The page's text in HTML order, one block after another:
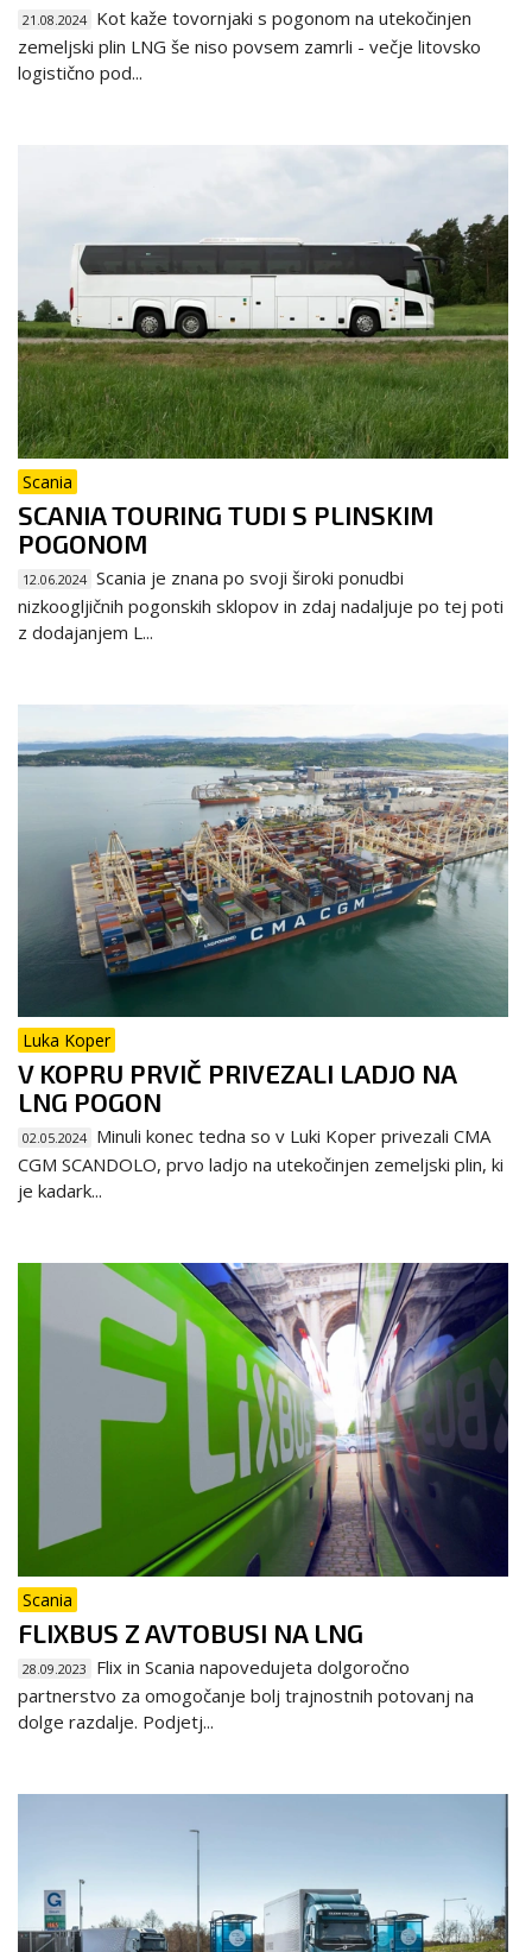
21.08.2024 Kot kaže tovornjaki s pogonom na utekočinjen
zemeljski plin LNG še niso povsem zamrli - večje litovsko
logistično pod...
Scania
SCANIA TOURING TUDI S PLINSKIM
POGONOM
12.06.2024 Scania je znana po svoji široki ponudbi
nizkoogljičnih pogonskih sklopov in zdaj nadaljuje po tej poti
z dodajanjem L...
Luka Koper
V KOPRU PRVIČ PRIVEZALI LADJO NA
LNG POGON
02.05.2024 Minuli konec tedna so v Luki Koper privezali CMA
CGM SCANDOLO, prvo ladjo na utekočinjen zemeljski plin, ki
je kadark...
Scania
FLIXBUS Z AVTOBUSI NA LNG
28.09.2023
Flix in Scania napovedujeta dolgoročno
partnerstvo za omogočanje bolj trajnostnih potovanj na
dolge razdalje. Podjetj...